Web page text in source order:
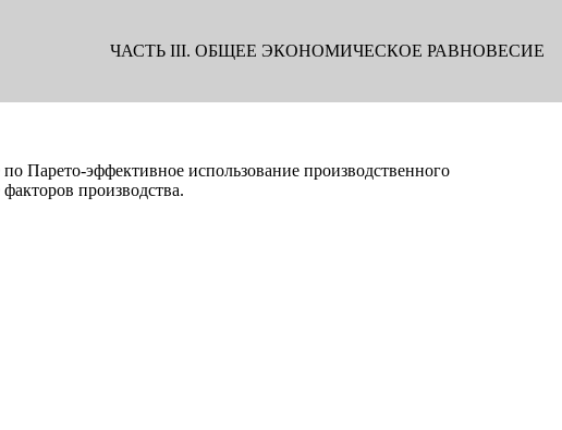
ЧАСТЬ III. ОБЩЕЕ ЭКОНОМИЧЕСКОЕ РАВНОВЕСИЕ
Парето-эффективное использование производственного
производства.